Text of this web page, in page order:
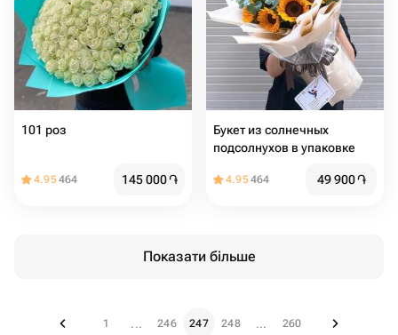
101 роз
4.95464 145 000֏
Букет из солнечных
подсолнухов в упаковке
4.95464 49 900֏
Показати більше
1 ... 246 247 248 ... 260